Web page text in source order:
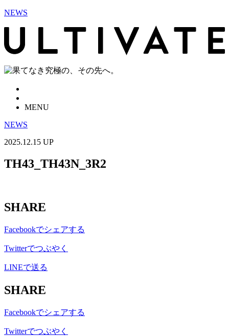
NEWS
MENU
NEWS
2025.12.15 UP
TH43_TH43N_3R2
SHARE
Facebookでシェアする
Twitterでつぶやく
LINEで送る
SHARE
Facebookでシェアする
Twitterでつぶやく